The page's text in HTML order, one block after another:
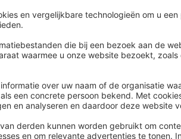
de nieuwe werkgever ook gelijk,
verlof, re-integratie,
niet goed functioneert en welke
kennis up-to-date houden? Volg
alle ins en outs over